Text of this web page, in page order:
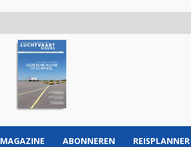
MAGAZINE ABONNEREN REISPLANNER